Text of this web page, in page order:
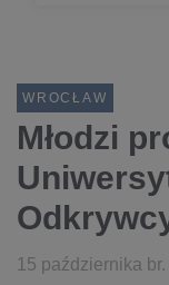
WROCŁAW
Młodzi
15 października